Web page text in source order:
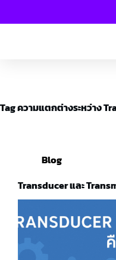
Tagความแตกต่างระหว่าง
Blog
Transducer และ